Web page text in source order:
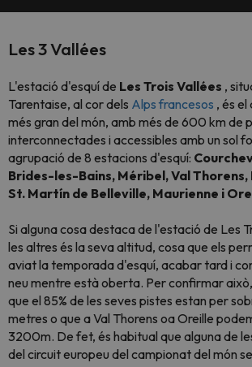
Les 3 Vallées
L'estació d'esquí de Les Trois Vallées ,
Tarentaise, al cor dels Alps francesos , és
més gran del món, amb més de 600 km de
interconnectades i accessibles amb un sol
agrupació de 8 estacions d'esquí:
Brides-les-Bains, Méribel, Val Thorens,
St. Martín de Belleville, Maurienne i
Si alguna cosa destaca de l'estació de Les
les altres és la seva altitud, cosa que els
aviat la temporada d'esquí, acabar tard i
neu mentre està oberta. Per confirmar
que el 85% de les seves pistes estan per
metres o que a Val Thorens oa Oreille
3200m. De fet, és habitual que alguna de
del circuit europeu del campionat del món